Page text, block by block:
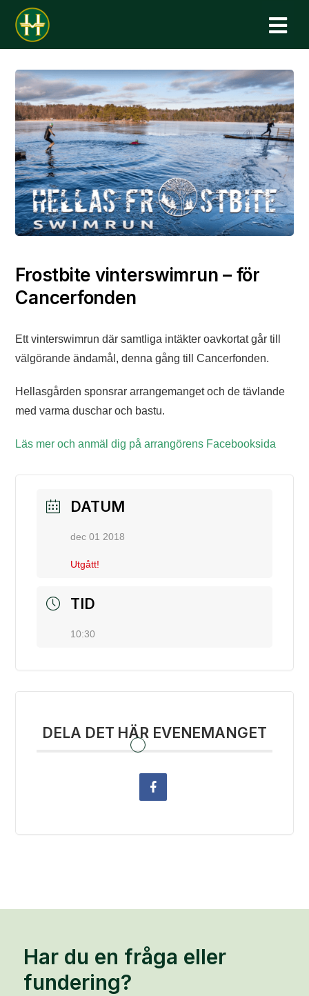
Frostbite vinterswimrun – för
Cancerfonden
Ett vinterswimrun där samtliga intäkter oavkortat går till
välgörande ändamål, denna gång till Cancerfonden.
Hellasgården sponsrar arrangemanget och de tävlande
med varma duschar och bastu.
Läs mer och anmäl dig på arrangörens Facebooksida
DATUM
dec 01 2018
Utgått!
TID
10:30
DELA DET HÄR EVENEMANGET
Har du en fråga eller
fundering?